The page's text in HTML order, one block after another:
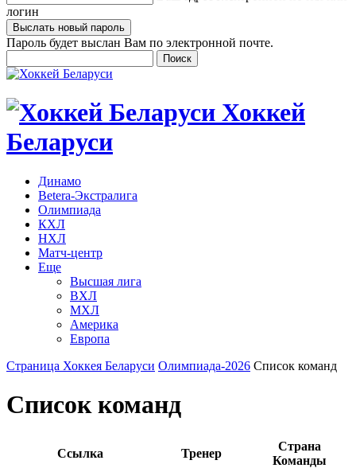
логин
Пароль будет выслан Вам по электронной почте.
Хоккей
Беларуси
Динамо
Betera-Экстралига
Олимпиада
КХЛ
НХЛ
Матч-центр
Еще
Высшая лига
ВХЛ
МХЛ
Америка
Европа
Страница Хоккея Беларуси Олимпиада-2026 Список команд
Список команд
Ссылка Тренер
Страна
Команды